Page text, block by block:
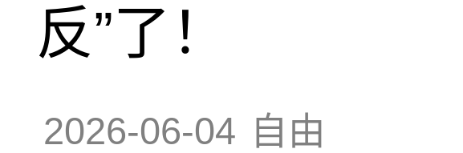
反”了！
2026-06-04 自由